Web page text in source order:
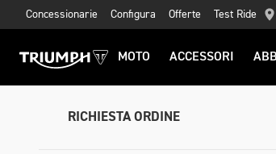
Concessionarie Configura Offerte Test Ride
MOTO ACCESSORI
RICHIESTA ORDINE